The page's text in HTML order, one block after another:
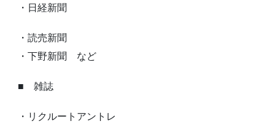
・日経新聞
・読売新聞
・下野新聞 など
■ 雑誌
・リクルートアントレ